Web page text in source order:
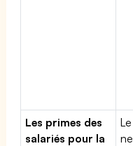
Les primes des
salariés pour la